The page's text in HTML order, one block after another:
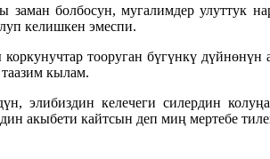
заман болбосун, мугалимдер улуттук
келишкен эмеспи.
тооруган бүгүнкү
кылам.
элибиздин келечеги силердин
акыбети кайтсын деп миң мертебе